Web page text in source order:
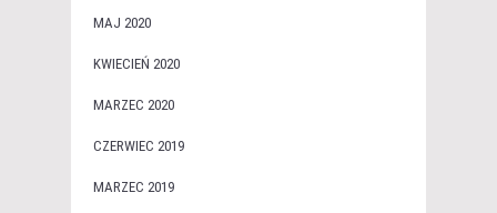
MAJ 2020
KWIECIEŃ 2020
MARZEC 2020
CZERWIEC 2019
MARZEC 2019